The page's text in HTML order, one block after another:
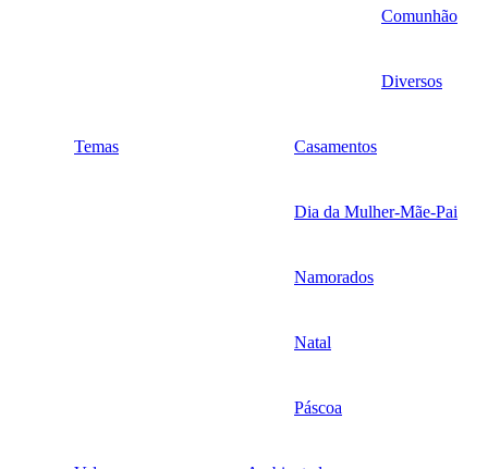
Comunhão
Diversos
Temas Casamentos
Dia da Mulher-Mãe-Pai
Namorados
Natal
Páscoa